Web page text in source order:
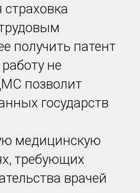
страховка
получить патент
не
позволит
государств
медицинскую
требующих
врачей